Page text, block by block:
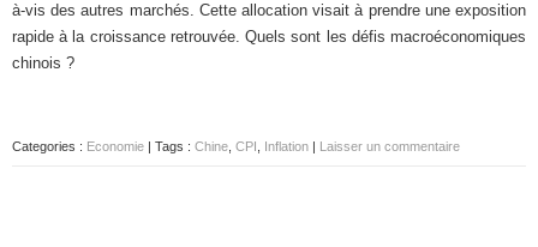
à-vis des autres marchés. Cette allocation visait à prendre une exposition
rapide à la croissance retrouvée. Quels sont les défis macroéconomiques
chinois ?
Categories : Economie | Tags : Chine CPI Inflation Laisser un commentaire